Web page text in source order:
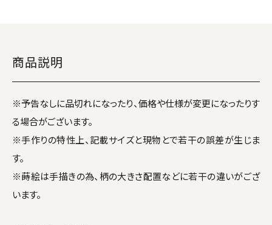
商品説明
※予告なしに品切れになったり、価格や仕様が変更になったりす
る場合がございます。
※手作りの特性上、記載サイズと現物とで若干の誤差が生じま
す。
※蒔絵は手描きの為、柄の大きさ配置などに若干の違いがござ
います。